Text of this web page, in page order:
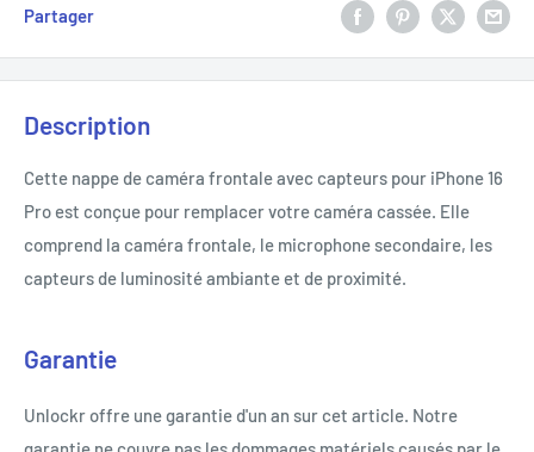
Partager
Description
Cette nappe de caméra frontale avec capteurs pour iPhone 16
Pro est conçue pour remplacer votre caméra cassée. Elle
comprend la caméra frontale, le microphone secondaire, les
capteurs de luminosité ambiante et de proximité.
Garantie
Unlockr offre une garantie d'un an sur cet article. Notre